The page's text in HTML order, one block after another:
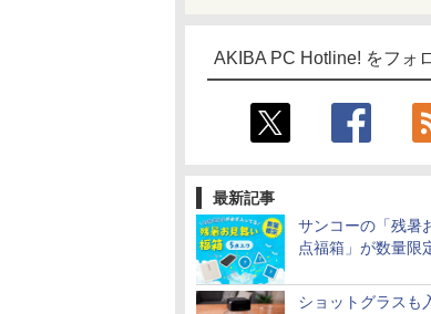
AKIBA PC Hotline! をフォ
最新記事
サンコーの「残暑
点福箱」が数量限
ショットグラスも